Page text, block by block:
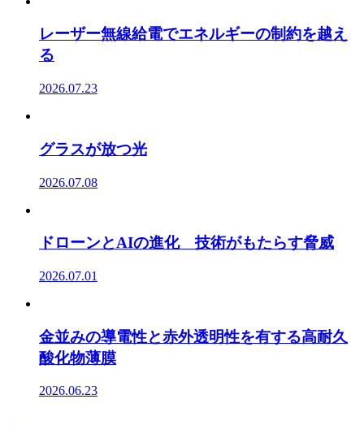
レーザー無線給電でエネルギーの制約を越え
る
2026.07.23
グラスが放つ光
2026.07.08
ドローンとAIの進化 技術がもたらす脅威
2026.07.01
金並みの導電性と赤外透明性を有する高耐久
酸化物薄膜
2026.06.23